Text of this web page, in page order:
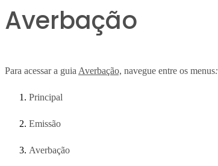
Averbação
Para acessar a guia Averbação, navegue entre os menus:
Principal
Emissão
Averbação